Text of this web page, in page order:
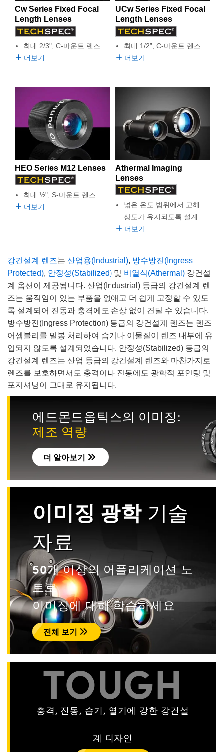
Cw Series Fixed Focal
Length Lenses
최대 2/3", C-마운트 렌즈
더보기
UCw Series Fixed Focal
Length Lenses
최대 1/2”, C-마운트 렌즈
더보기
HEO Series M12 Lenses
최대 ½", S-마운트 렌즈
더보기
Athermal Imaging
Lenses
넓은 온도 범위에서 고해
상도가 유지되도록 설계
더보기
강건설계 렌즈는 산업용(Industrial), 방수방진(Ingress
Protected), 안정성(Stabilized) 및 비열식(Athermal) 강건설
계 옵션이 제공됩니다. 산업(Industrial) 등급의 강건설계 렌
즈는 움직임이 있는 부품을 없애고 더 쉽게 고정할 수 있도
록 설계되어 진동과 충격에도 손상 없이 견딜 수 있습니다.
방수방진(Ingress Protection) 등급의 강건설계 렌즈는 렌즈
어셈블리를 밀봉 처리하여 습기나 이물질이 렌즈 내부에 유
입되지 않도록 설계되었습니다. 안정성(Stabilized) 등급의
강건설계 렌즈는 산업 등급의 강건설계 렌즈와 마찬가지로
렌즈를 보호하면서도 충격이나 진동에도 광학적 포인팅 및
포지셔닝이 그대로 유지됩니다.
에드몬드옵틱스의 이미징:
제조 역량
더 알아보기
이미징 광학기술
자료
50개 이상의 어플리케이션 노
트로
이미징에 대해 학습하세요
전체 보기
TOUGH
충격, 진동, 습기, 열기에 강한 강건설
계 디자인